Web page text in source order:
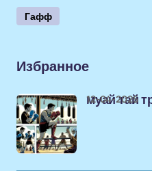
Гафф
Избранное
муай тай
12-04-2025